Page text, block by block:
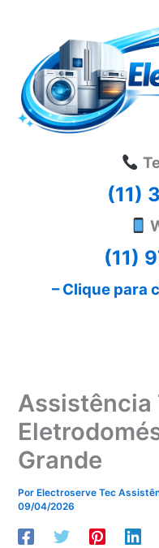
conteúdo
(11)
(11)
– Clique para
Assistência
Grande
Por Electroserve Tec
09/04/2026